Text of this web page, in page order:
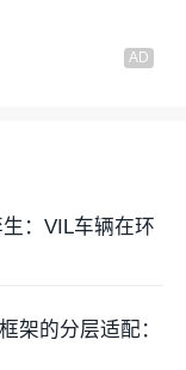
：VIL车辆在环
架的分层适配：